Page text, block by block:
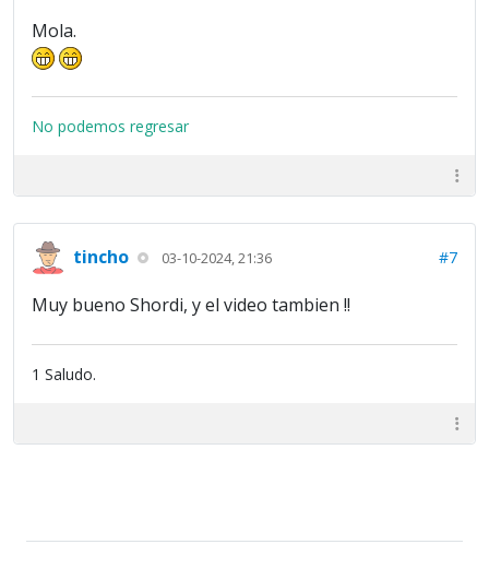
Mola.
No podemos regresar
tincho 03-10-2024, 21:36 #7
Muy bueno Shordi, y el video tambien !!
1 Saludo.